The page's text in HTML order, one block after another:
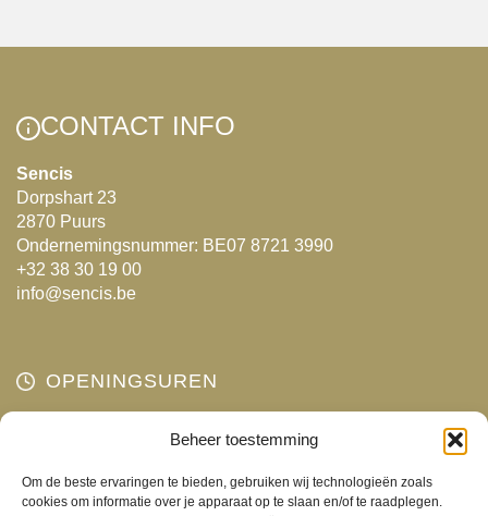
Beheer toestemming
Om de beste ervaringen te bieden, gebruiken wij technologieën zoals
cookies om informatie over je apparaat op te slaan en/of te raadplegen.
kan
de
productpagina
CONTACT INFO
Sencis
Dorpshart 23
2870 Puurs
Ondernemingsnummer: BE07 8721 3990
+32 38 30 19 00
info@sencis.be
OPENINGSUREN
Gesloten
Woensdag
10:00 - 18:00